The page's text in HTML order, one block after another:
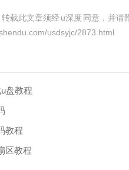
载此文章须经u深度 同意，并请
usdsyjc/2873.html
盘教程
教程
区教程